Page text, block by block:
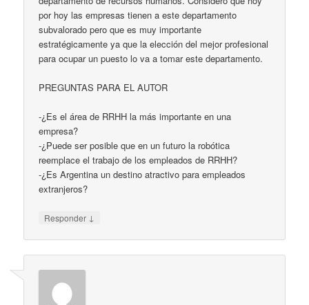
por hoy las empresas tienen a este departamento
subvalorado pero que es muy importante
estratégicamente ya que la elección del mejor profesional
para ocupar un puesto lo va a tomar este departamento.
PREGUNTAS PARA EL AUTOR
-¿Es el área de RRHH la más importante en una
empresa?
-¿Puede ser posible que en un futuro la robótica
reemplace el trabajo de los empleados de RRHH?
-¿Es Argentina un destino atractivo para empleados
extranjeros?
Responder ↓